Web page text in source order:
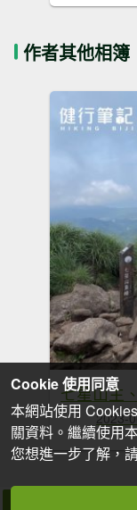
作者其他相簿
七星山主
2023-
Cookie 使用同意
本網站使用
關資料。繼續使用
您想進一步了解，